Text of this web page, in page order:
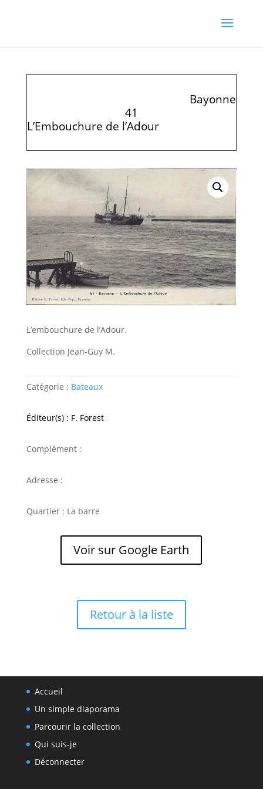
Bayonne
41
L’Embouchure de l’Adour
L’embouchure de l’Adour.
Collection Jean-Guy M.
Catégorie : Bateaux
Éditeur(s) : F. Forest
Complément :
Adresse :
Quartier : La barre
Voir sur Google Earth
Retour à la liste
Accueil
Un simple diaporama
Parcourir la collection
Qui suis-je
Déconnecter